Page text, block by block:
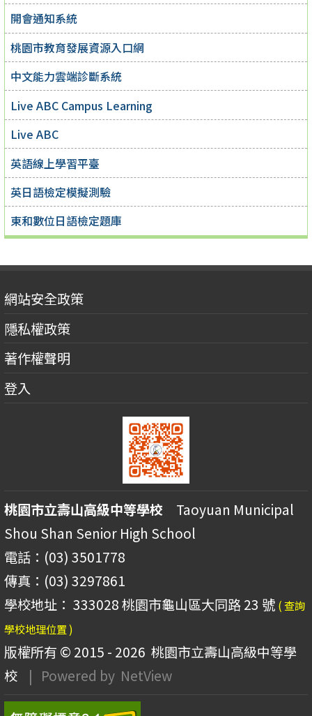
開會通知系統
桃園市教育發展資源入口網
中文能力雲端診斷系統
Live ABC Campus Learning
Live ABC
英語線上學習平臺
英日語檢定模擬測驗
東和數位日語檢定題庫
網站安全政策
隱私權政策
著作權聲明
登入
桃園市立壽山高級中等學校 Taoyuan Municipal
Shou Shan Senior High School
電話：(03) 3501778
傳真：(03) 3297861
學校地址： 333028 桃園市龜山區大同路 23 號 ( 查詢
學校地理位置 )
版權所有 © 2015 - 2026 桃園市立壽山高級中等學
校
| Powered by NetView